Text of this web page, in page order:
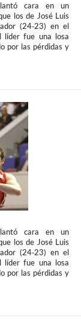
cara en un
los de José Luis
(24-23) en el
líder fue una losa
por las pérdidas y
cara en un
los de José Luis
(24-23) en el
líder fue una losa
por las pérdidas y